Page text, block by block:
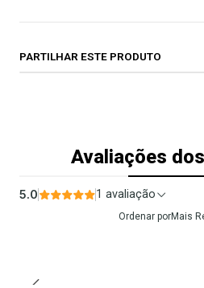
PARTILHAR ESTE PRODUTO
Avaliações
5.0 1 avaliação
Ordenar porMais